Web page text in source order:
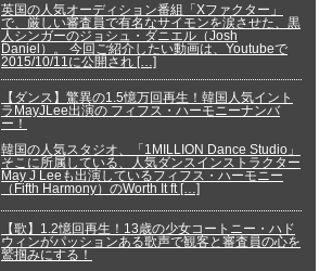
英国の人気オーディション番組「Xファクター」
で、厳しい審査員で有名なサイモンを涙させた、黒
人シンガーのジョシュ・ダニエル（Josh
Daniel）。 今回ご紹介したい動画は、Youtubeで
2015/10/11に公開され […]
【ダンス】驚異の1.5憶万回再生！韓国人気イント
ラMayJLee出演の フィフス・ハーモニーナンバ
ー！
韓国の人気スタジオ、「1MILLION Dance Studio」
そこに所属している、人気ダンスインストラクター
May J Leeも出演しているフィフス・ハーモニー
（Fifth Harmony）のWorth It ft […]
【歌】1.2憶回再生！13歳の少女コートニー・ハド
ウィンがパッションある歌声で観客と審査員の心を
鷲掴みにする！